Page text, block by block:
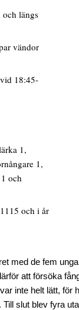
längs
vändor
18:45-
1,
1,
och
och i år
med de fem
att försöka
inte helt lätt, för
slut blev fyra